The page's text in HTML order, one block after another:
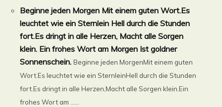
Beginne jeden Morgen Mit einem guten Wort.Es
leuchtet wie ein Sternlein Hell durch die Stunden
fort.Es dringt in alle Herzen, Macht alle Sorgen
klein. Ein frohes Wort am Morgen Ist goldner
Sonnenschein. Beginne jeden MorgenMit einem guten
Wort.Es leuchtet wie ein SternleinHell durch die Stunden
fort.Es dringt in alle Herzen,Macht alle Sorgen klein.Ein
frohes Wort am ......